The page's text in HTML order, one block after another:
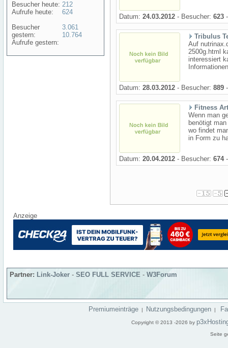
Besucher heute:
Aufrufe heute:
Besucher
gestern:
Aufrufe gestern:
212
624
3.061
10.764
Datum: 24.03.2012 - Besucher: 623
Tribulus
Auf
2500g.html
interessiert
Datum: 28.03.2012 - Besucher: 889
Fitness
Wenn man
benötigt
wo findet
in Form zu
Datum: 20.04.2012 - Besucher: 674-
Anzeige
Partner: Link-Joker - SEO FULL SERVICE - W3Forum
Premiumeinträge | Nutzungsbedingungen |
Copyright © 2013 -2026 by
Seite